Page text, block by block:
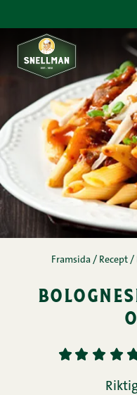
Framsida / Recept /
1 2 3 4